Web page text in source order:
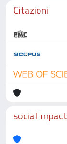
Citazioni
social impact